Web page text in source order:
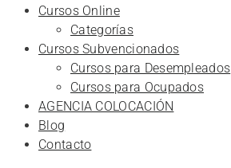
Cursos Online
Categorías
Cursos Subvencionados
Cursos para Desempleados
Cursos para Ocupados
AGENCIA COLOCACIÓN
Blog
Contacto